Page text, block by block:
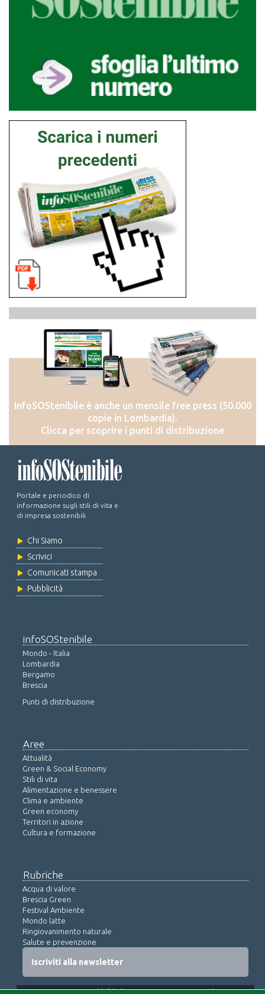
InfoSOStenibile è anche un mensile free press (50.000
copie in Lombardia).
Clicca per scoprire i punti di distribuzione
Portale e periodico di
informazione sugli stili di vita e
di impresa sostenibili
Chi Siamo
Scrivici
Comunicati stampa
Pubblicità
infoSOStenibile
Mondo - Italia
Lombardia
Bergamo
Brescia
Punti di distribuzione
Aree
Attualità
Green & Social Economy
Stili di vita
Alimentazione e benessere
Clima e ambiente
Green economy
Territori in azione
Cultura e formazione
Rubriche
Acqua di valore
Brescia Green
Festival Ambiente
Mondo latte
Ringiovanimento naturale
Salute e prevenzione
Iscriviti alla newsletter
© COPYRIGHT 2015 tutti i diritti non espressamente concessi sono